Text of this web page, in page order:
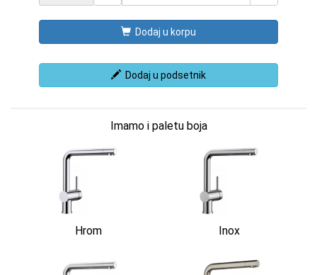
Dodaj u korpu
Dodaj u podsetnik
Imamo i paletu boja
Hrom Inox